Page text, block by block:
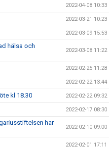
2022-04-08 10:33
2022-03-21 10:23
2022-03-09 15:53
hälsa och
2022-03-08 11:22
2022-02-25 11:28
2022-02-22 13:44
kl 18.30 2022-02-22 09:32
2022-02-17 08:30
har
2022-02-10 09:00
2022-02-01 17:11